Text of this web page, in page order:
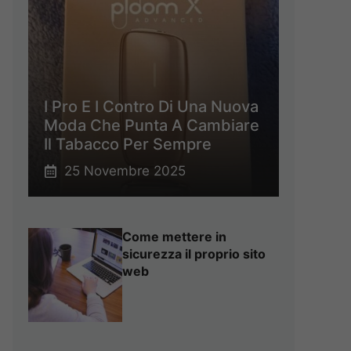
I Pro E I Contro Di Una Nuova
Moda Che Punta A Cambiare
Il Tabacco Per Sempre
25 Novembre 2025
Come mettere in
sicurezza il proprio sito
web